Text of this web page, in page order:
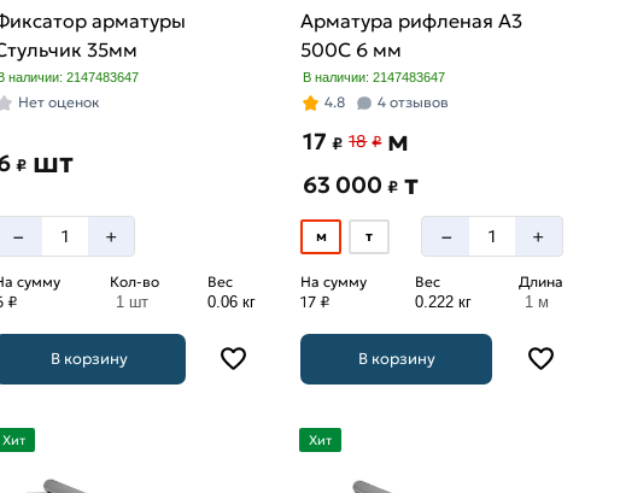
арматуры
35мм
наличии: 2147483647
Нет оценок
₽ шт
– +
сумму
₽
Кол-во
1 шт
Вес
0.06 кг
В корзину
Арматура рифленая А3
500С 6 мм
В наличии: 2147483647
4.8 4 отзывов
17₽ 18 ₽ м
63 000₽ т
м т – +
На сумму
17 ₽
Вес
0.222 кг
Длина
1 м
В корзину
Хит Хит